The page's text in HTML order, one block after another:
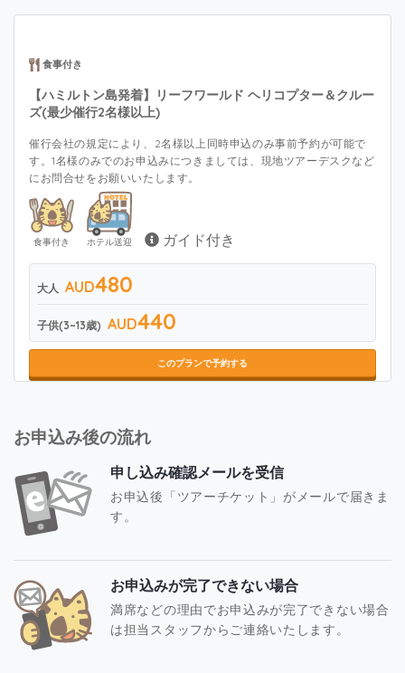
食事付き
【ハミルトン島発着】リーフワールド ヘリコプター＆クルー
ズ(最少催行2名様以上)
催行会社の規定により、2名様以上同時申込のみ事前予約が可能で
す。1名様のみでのお申込みにつきましては、現地ツアーデスクなど
にお問合せをお願いいたします。
食事付き ホテル送迎 ガイド付き
大人 AUD480
子供(3~13歳) AUD440
このプランで予約する
お申込み後の流れ
申し込み確認メールを受信
お申込後「ツアーチケット」がメールで届きま
す。
お申込みが完了できない場合
満席などの理由でお申込みが完了できない場合
は担当スタッフからご連絡いたします。